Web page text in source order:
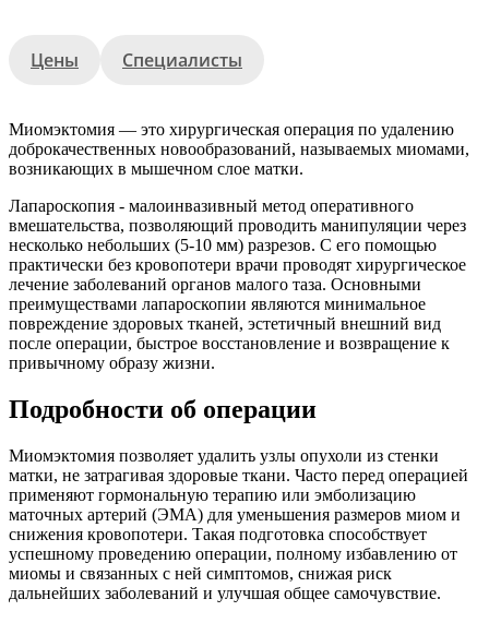
Цены Специалисты
Миомэктомия — это хирургическая операция по удалению
доброкачественных новообразований, называемых миомами,
возникающих в мышечном слое матки.
Лапароскопия - малоинвазивный метод оперативного
вмешательства, позволяющий проводить манипуляции через
несколько небольших (5-10 мм) разрезов. С его помощью
практически без кровопотери врачи проводят хирургическое
лечение заболеваний органов малого таза. Основными
преимуществами лапароскопии являются минимальное
повреждение здоровых тканей, эстетичный внешний вид
после операции, быстрое восстановление и возвращение к
привычному образу жизни.
Подробности об операции
Миомэктомия позволяет удалить узлы опухоли из стенки
матки, не затрагивая здоровые ткани. Часто перед операцией
применяют гормональную терапию или эмболизацию
маточных артерий (ЭМА) для уменьшения размеров миом и
снижения кровопотери. Такая подготовка способствует
успешному проведению операции, полному избавлению от
миомы и связанных с ней симптомов, снижая риск
дальнейших заболеваний и улучшая общее самочувствие.